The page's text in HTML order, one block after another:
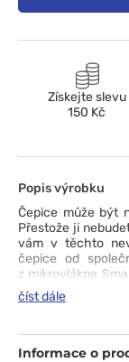
Získejte slevu
150 Kč
Popis výrobku
Čepice může být
Přestože ji
vám v těchto
čepice od
z mikrovlákna
znamená, že je
a poskytuje
padne. Kterou z
číst dále
Informace o